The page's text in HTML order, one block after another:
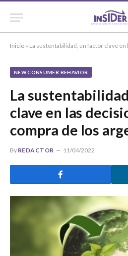
Inicio » La sustentabilidad, un factor clave en las
NEW CONSUMER BEHAVIOR
La
clave en las
compra de los
By REDACTOR 11/04/2022